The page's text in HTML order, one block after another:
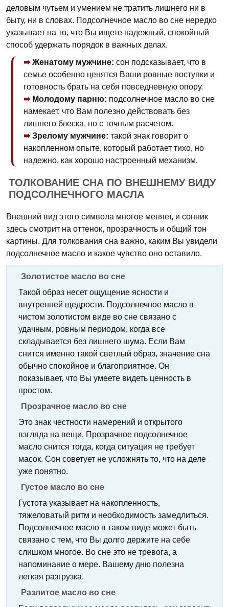
деловым чутьем и умением не тратить лишнего ни в
быту, ни в словах. Подсолнечное масло во сне нередко
указывает на то, что Вы ищете надежный, спокойный
способ удержать порядок в важных делах.
Женатому мужчине: сон подсказывает, что в
семье особенно ценятся Ваши ровные поступки и
готовность брать на себя повседневную опору.
Молодому парню: подсолнечное масло во сне
намекает, что Вам полезно действовать без
лишнего блеска, но с точным расчетом.
Зрелому мужчине: такой знак говорит о
накопленном опыте, который работает тихо, но
надежно, как хорошо настроенный механизм.
ТОЛКОВАНИЕ СНА ПО ВНЕШНЕМУ ВИДУ
ПОДСОЛНЕЧНОГО МАСЛА
Внешний вид этого символа многое меняет, и сонник
здесь смотрит на оттенок, прозрачность и общий тон
картины. Для толкования сна важно, каким Вы увидели
подсолнечное масло и какое чувство оно оставило.
Золотистое масло во сне
Такой образ несет ощущение ясности и
внутренней щедрости. Подсолнечное масло в
чистом золотистом виде во сне связано с
удачным, ровным периодом, когда все
складывается без лишнего шума. Если Вам
снится именно такой светлый образ, значение сна
обычно спокойное и благоприятное. Он
показывает, что Вы умеете видеть ценность в
простом.
Прозрачное масло во сне
Это знак честности намерений и открытого
взгляда на вещи. Прозрачное подсолнечное
масло снится тогда, когда ситуация не требует
масок. Сон советует не усложнять то, что на деле
уже понятно.
Густое масло во сне
Густота указывает на накопленность,
тяжеловатый ритм и необходимость замедлиться.
Подсолнечное масло в таком виде может быть
связано с тем, что Вы долго держите на себе
слишком многое. Во сне это не тревога, а
напоминание о мере. Вашему дню полезна
легкая разгрузка.
Разлитое масло во сне